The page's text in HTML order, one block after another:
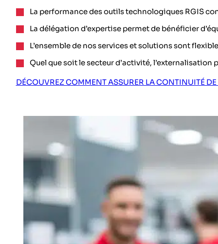
La performance des outils technologiques RGIS
La délégation d’expertise permet de bénéficier
L’ensemble de nos services et solutions sont
Quel que soit le secteur d’activité,
DÉCOUVREZ COMMENT ASSURER LA CONTINUITÉ